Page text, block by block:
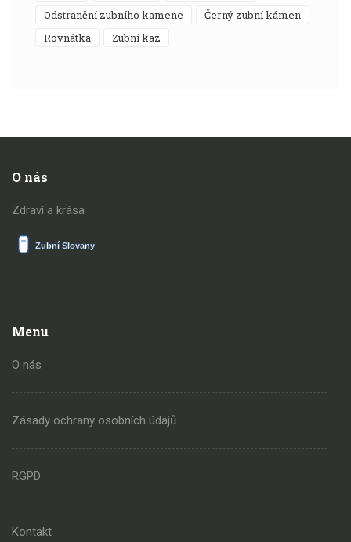
odstranění zubního kamene
černý zubní kámen
rovnátka
zubní kaz
O nás
Zdraví a krása
Menu
O nás
Zásady ochrany osobních údajů
RGPD
Kontakt